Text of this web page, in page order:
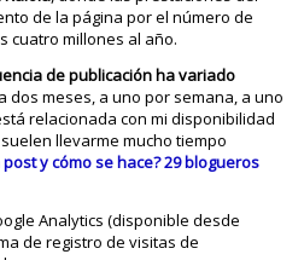
de la página por el número de
cuatro millones al año.
de publicación ha variado
dos meses, a uno por semana, a uno
relacionada con mi disponibilidad
llevarme mucho tiempo
y cómo se hace? 29 blogueros
Analytics (disponible desde
de registro de visitas de